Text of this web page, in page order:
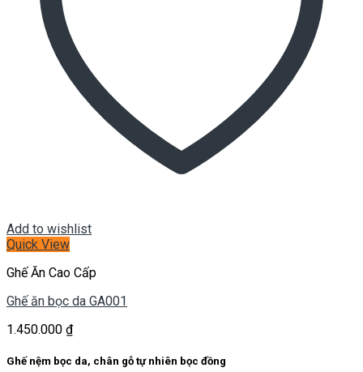
Add to wishlist
Quick View
Ghế Ăn Cao Cấp
Ghế ăn bọc da GA001
1.450.000 ₫
Ghế nệm bọc da, chân gỗ tự nhiên bọc đồng